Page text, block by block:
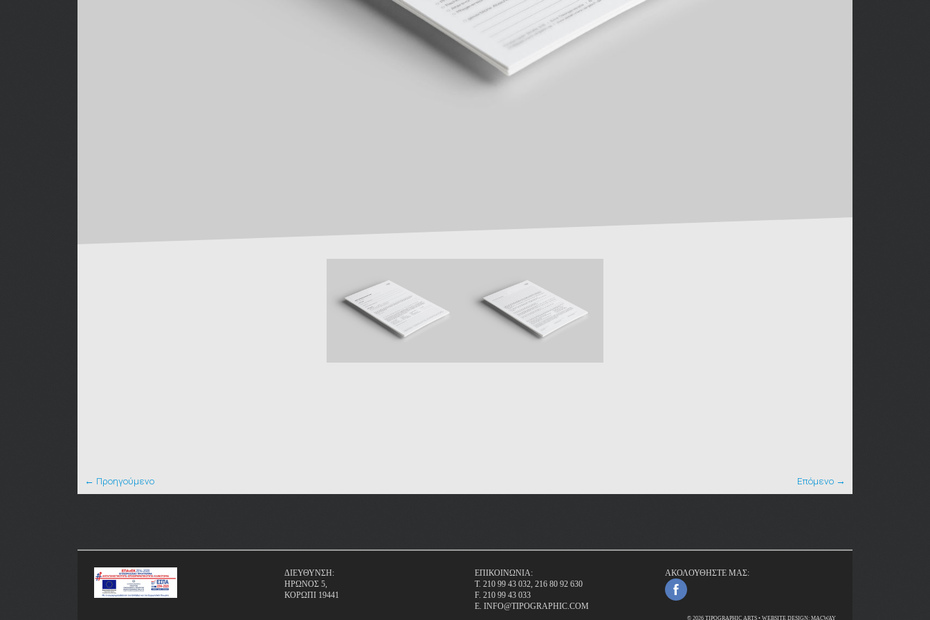
← Προηγούμενο Επόμενο →
ΔΙΕΥΘΥΝΣΗ:
ΗΡΩΝΟΣ 5,
ΚΟΡΩΠΙ 19441
ΕΠΙΚΟΙΝΩΝΙΑ:
T. 210 99 43 032, 216 80 92 630
F. 210 99 43 033
E. INFO@TIPOGRAPHIC.COM
ΑΚΟΛΟΥΘΗΣΤΕ ΜΑΣ:
© 2026 TIPOGRAPHIC ARTS • WEBSITE DESIGN: MACWAY